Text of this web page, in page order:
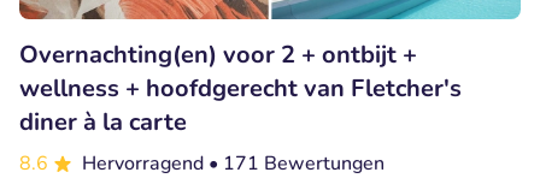
Overnachting(en) voor 2 + ontbijt +
wellness + hoofdgerecht van Fletcher's
diner à la carte
8.6 Hervorragend • 171 Bewertungen